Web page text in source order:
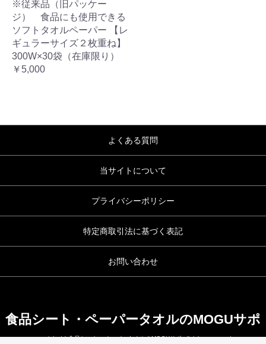
※従来品（旧パッケー
ジ） 食品にも使用できる
ソフトタオルペーパー 【レ
ギュラーサイズ２枚重ね】
300W×30袋（在庫限り）
￥5,000
よくある質問
当サイトについて
プライバシーポリシー
特定商取引法に基づく表記
お問い合わせ
食品シート・ペーパータオルのMOGUサポ
copyright (c) 食品シート・ペーパータオルのMOGUサポ all rights reserved.